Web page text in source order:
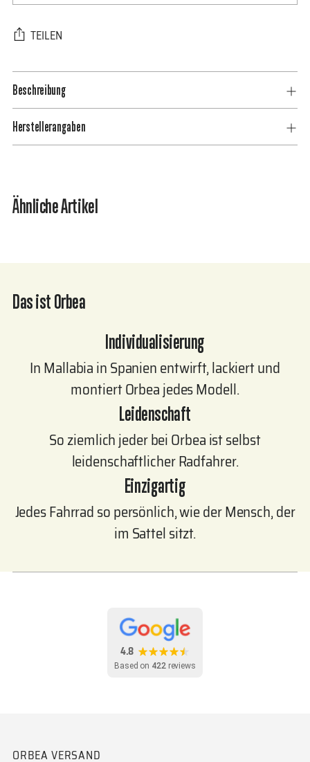
TEILEN
Produkt
in
den
Warenkorb
Beschreibung
Herstellerangaben
Ähnliche Artikel
Das ist Orbea
Individualisierung
In Mallabia in Spanien entwirft, lackiert und
montiert Orbea jedes Modell.
Leidenschaft
So ziemlich jeder bei Orbea ist selbst
leidenschaftlicher Radfahrer.
Einzigartig
Jedes Fahrrad so persönlich, wie der Mensch, der
im Sattel sitzt.
4.8
Based on 422reviews
ORBEA VERSAND